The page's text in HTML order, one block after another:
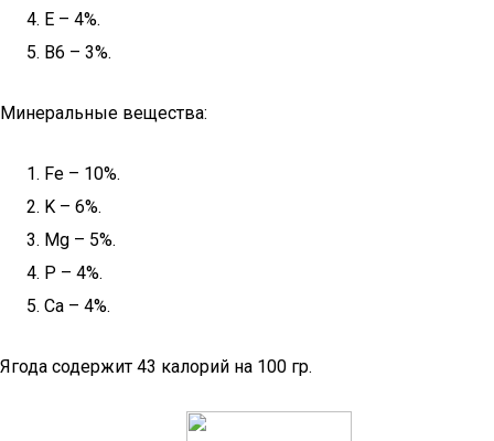
Е – 4%.
В6 – 3%.
Минеральные вещества:
Fe – 10%.
K – 6%.
Mg – 5%.
P – 4%.
Ca – 4%.
Ягода содержит 43 калорий на 100 гр.